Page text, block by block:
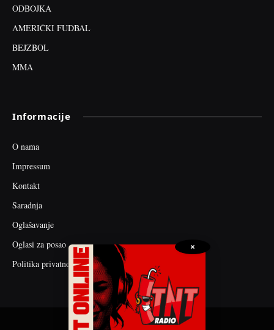
ODBOJKA
AMERIČKI FUDBAL
BEJZBOL
MMA
Informacije
O nama
Impressum
Kontakt
Saradnja
Oglašavanje
Oglasi za posao
Politika privatnosti
×